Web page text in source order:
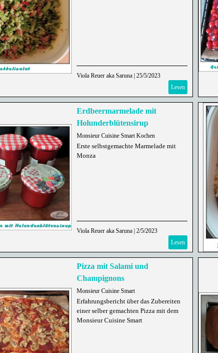
Viola Reuer aka Saruna| 25/5/2023
Lesen
Erdbeermarmelade mit
Holunderblütensirup
Monsieur Cuisine Smart Kochen
Erste selbstgemachte Marmelade mit
Monza
Viola Reuer aka Saruna| 2/5/2023
Lesen
Pizza mit Salami und
Champignons
Monsieur Cuisine Smart
Erfahrungsbericht über das Zubereiten
einer selber gemachten Pizza mit dem
Monsieur Cuisine Smart